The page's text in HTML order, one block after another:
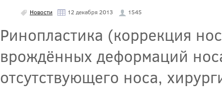
Новости 12 декабря 2013 1545
Ринопластика (коррекция
врождённых деформаций
отсутствующего носа,